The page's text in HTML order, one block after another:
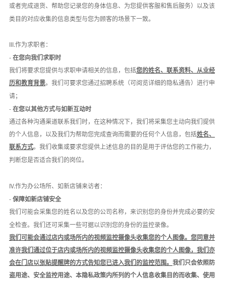
或者完成退货、帮助您记录您的身体信息、为您提供客服和售后服务）以及该
类目的对应收集的信息类型与您为顾客的场景下一致。
III.作为求职者：
- 在您向我们求职时
我们将要求您提供与求职申请相关的信息，包括您的姓名、联系资料、从业经
历和教育背景。我们可要求您通过招聘系统（可阅览详细的隐私通告）进行申
请；
- 在您以其他方式与如新互动时
通过各种沟通渠道联系我们时，在这种情况下，我们将采集您主动向我们提供
的个人信息，以及我们为帮助您完成查询而需要的任何个人信息，包括姓名、
联系方式。我们收集或要求您提供上述信息的目的是用于评估您的工作能力，
判断您是否适合我们的岗位。
IV.作为办公场所、如新店铺来访者：
- 保障如新店铺安全
我们可能会采集您的姓名以及您的公司名称，来识别您的身份并完成必要的安
全检查。我们还可采集一些可据以识别您的身份的监控录像。
我们可能会通过店内或场所内的视频监控摄像头收集您的个人图像。您同意并
准许我们通过位于店内或场所内的视频监控摄像头收集您的个人图像，我们亦
会在门店以张贴提醒牌的方式告知您已进入我们的监控范围。 我们只会依照防
盗用途、安全监控用途、本隐私政策内所列的个人信息收集目的而收集、使用